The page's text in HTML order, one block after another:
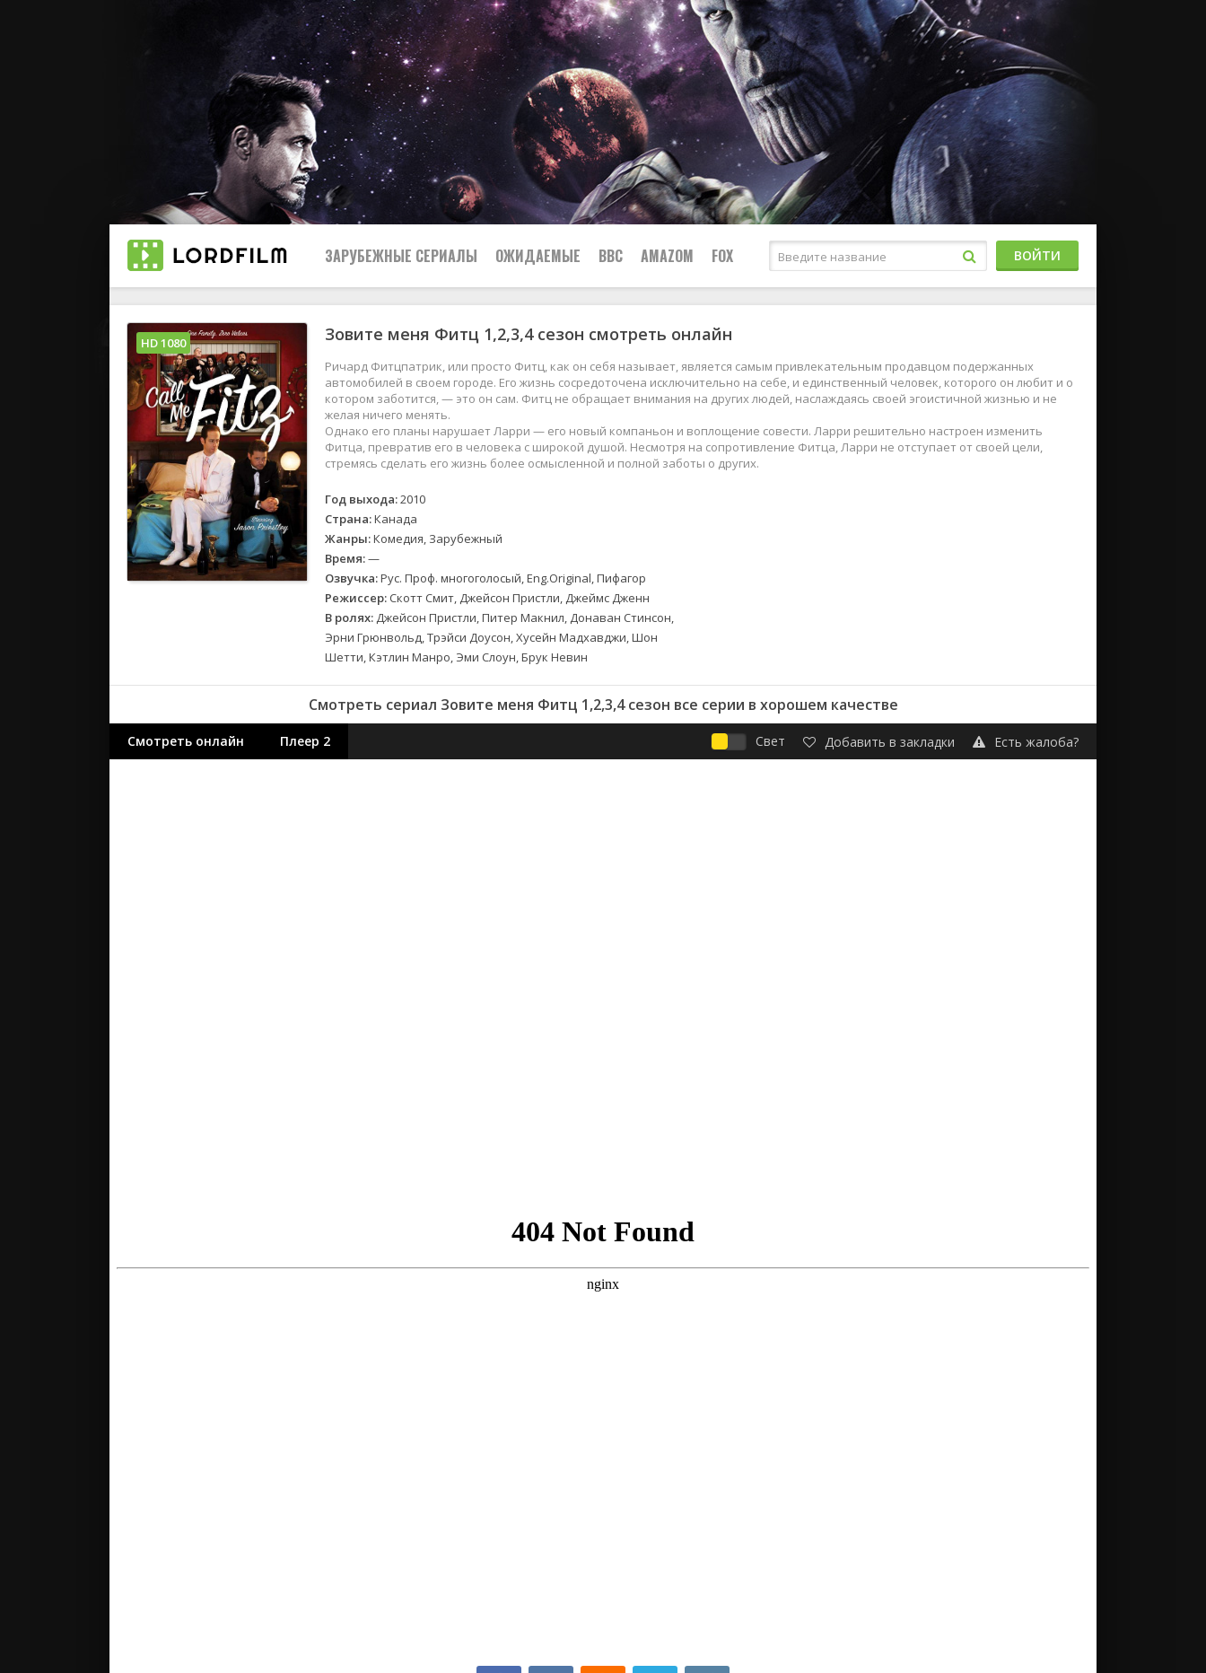
ЗАРУБЕЖНЫЕ СЕРИАЛЫ
Все
2019
2018
2017
Великобритания
Испания
Германия
Корея Южная
Канада
Франция
Боевики
Приключения
Детективы
Драмы
Ужасы
Военные
Семейные
Спортивные
Вестерны
Фэнтези
ОЖИДАЕМЫЕ BBC AMAZOM FOX ВОЙТИ
Зовите меня Фитц 1,2,3,4 сезон смотреть онлайн
Ричард Фитцпатрик, или просто Фитц, как он себя называет, является самым привлекательным продавцом подержанных
автомобилей в своем городе. Его жизнь сосредоточена исключительно на себе, и единственный человек, которого он любит и о
котором заботится, — это он сам. Фитц не обращает внимания на других людей, наслаждаясь своей эгоистичной жизнью и не
желая ничего менять.
Однако его планы нарушает Ларри — его новый компаньон и воплощение совести. Ларри решительно настроен изменить
Фитца, превратив его в человека с широкой душой. Несмотря на сопротивление Фитца, Ларри не отступает от своей цели,
стремясь сделать его жизнь более осмысленной и полной заботы о других.
Год выхода:2010
Страна:Канада
Жанры:Комедия, Зарубежный
Время:—
Озвучка:Рус. Проф. многоголосый, Eng.Original, Пифагор
Режиссер: Скотт Смит, Джейсон Пристли, Джеймс Дженн
В ролях: Джейсон Пристли, Питер Макнил, Донаван Стинсон,
Эрни Грюнвольд, Трэйси Доусон, Хусейн Мадхавджи, Шон
Шетти, Кэтлин Манро, Эми Слоун, Брук Невин
HD 1080
Смотреть сериал Зовите меня Фитц 1,2,3,4 сезон все серии в хорошем качестве
Смотреть онлайн Плеер 2 Свет Добавить в закладки Есть жалоба?